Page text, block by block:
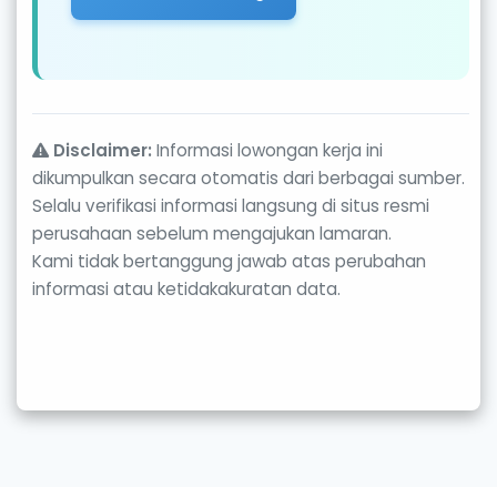
Disclaimer: Informasi lowongan kerja ini
dikumpulkan secara otomatis dari berbagai sumber.
Selalu verifikasi informasi langsung di situs resmi
perusahaan sebelum mengajukan lamaran.
Kami tidak bertanggung jawab atas perubahan
informasi atau ketidakakuratan data.